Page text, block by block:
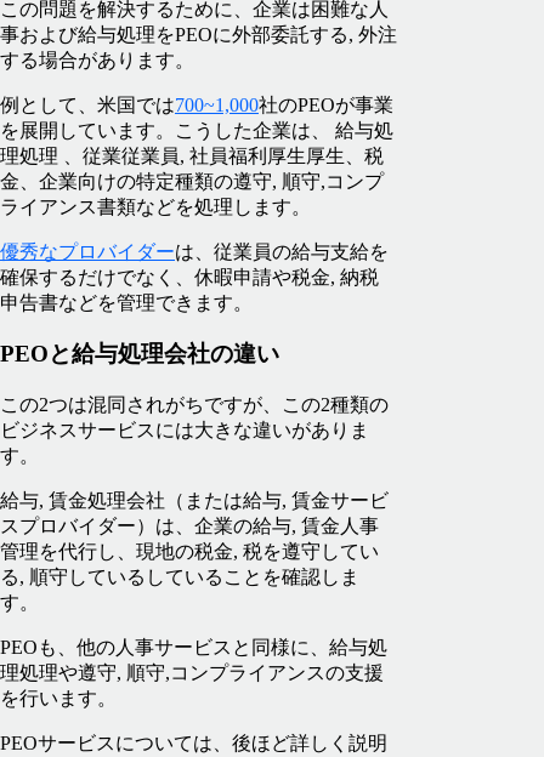
この問題を解決するために、企業は困難な人
事および給与処理をPEOに外部委託する, 外注
する場合があります。
例として、米国では700~1,000社のPEOが事業
を展開しています。こうした企業は、 給与処
理処理 、従業従業員, 社員福利厚生厚生、税
金、企業向けの特定種類の遵守, 順守,コンプ
ライアンス書類などを処理します。
優秀なプロバイダーは、従業員の給与支給を
確保するだけでなく、休暇申請や税金, 納税
申告書などを管理できます。
PEOと給与処理会社の違い
この2つは混同されがちですが、この2種類の
ビジネスサービスには大きな違いがありま
す。
給与, 賃金処理会社（または給与, 賃金サービ
スプロバイダー）は、企業の給与, 賃金人事
管理を代行し、現地の税金, 税を遵守してい
る, 順守しているしていることを確認しま
す。
PEOも、他の人事サービスと同様に、給与処
理処理や遵守, 順守,コンプライアンスの支援
を行います。
PEOサービスについては、後ほど詳しく説明